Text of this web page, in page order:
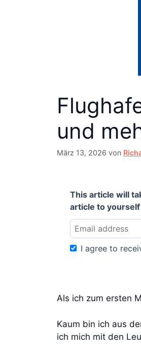
und
März 13, 2026 von
This article will
article to
I agree to
Als ich zum ersten
Kaum bin ich aus
ich mich mit den